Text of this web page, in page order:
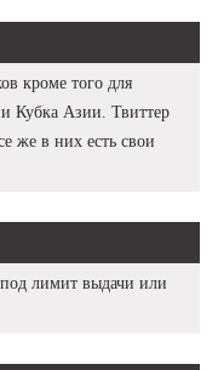
кроме того для
Кубка Азии. Твиттер
же в них есть свои
лимит выдачи или